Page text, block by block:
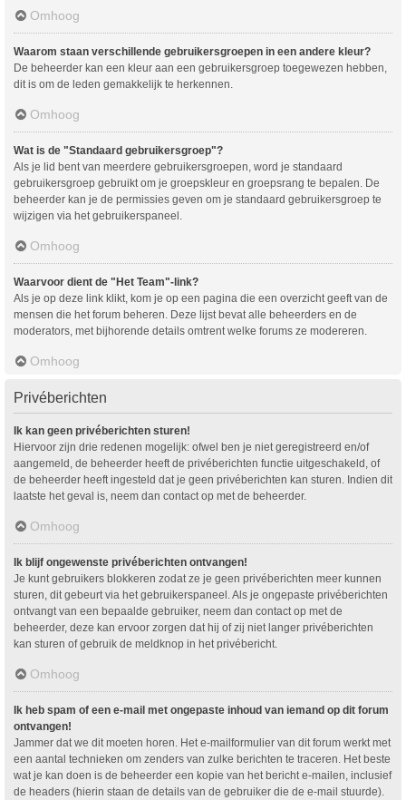
Omhoog
Waarom staan verschillende gebruikersgroepen in een andere kleur?
De beheerder kan een kleur aan een gebruikersgroep toegewezen hebben,
dit is om de leden gemakkelijk te herkennen.
Omhoog
Wat is de "Standaard gebruikersgroep"?
Als je lid bent van meerdere gebruikersgroepen, word je standaard
gebruikersgroep gebruikt om je groepskleur en groepsrang te bepalen. De
beheerder kan je de permissies geven om je standaard gebruikersgroep te
wijzigen via het gebruikerspaneel.
Omhoog
Waarvoor dient de "Het Team"-link?
Als je op deze link klikt, kom je op een pagina die een overzicht geeft van de
mensen die het forum beheren. Deze lijst bevat alle beheerders en de
moderators, met bijhorende details omtrent welke forums ze modereren.
Omhoog
Privéberichten
Ik kan geen privéberichten sturen!
Hiervoor zijn drie redenen mogelijk: ofwel ben je niet geregistreerd en/of
aangemeld, de beheerder heeft de privéberichten functie uitgeschakeld, of
de beheerder heeft ingesteld dat je geen privéberichten kan sturen. Indien dit
laatste het geval is, neem dan contact op met de beheerder.
Omhoog
Ik blijf ongewenste privéberichten ontvangen!
Je kunt gebruikers blokkeren zodat ze je geen privéberichten meer kunnen
sturen, dit gebeurt via het gebruikerspaneel. Als je ongepaste privéberichten
ontvangt van een bepaalde gebruiker, neem dan contact op met de
beheerder, deze kan ervoor zorgen dat hij of zij niet langer privéberichten
kan sturen of gebruik de meldknop in het privébericht.
Omhoog
Ik heb spam of een e-mail met ongepaste inhoud van iemand op dit forum
ontvangen!
Jammer dat we dit moeten horen. Het e-mailformulier van dit forum werkt met
een aantal technieken om zenders van zulke berichten te traceren. Het beste
wat je kan doen is de beheerder een kopie van het bericht e-mailen, inclusief
de headers (hierin staan de details van de gebruiker die de e-mail stuurde).